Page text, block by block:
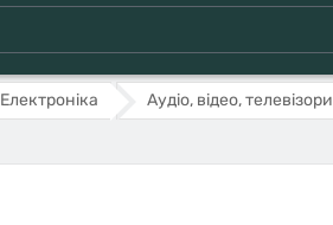
Електроніка Аудіо, відео, телевізори